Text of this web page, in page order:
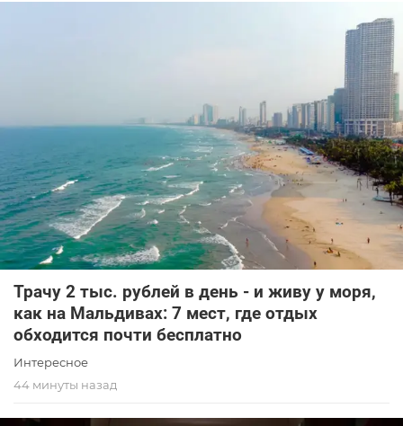
Трачу 2 тыс. рублей в день - и живу у моря,
как на Мальдивах: 7 мест, где отдых
обходится почти бесплатно
Интересное
44 минуты назад